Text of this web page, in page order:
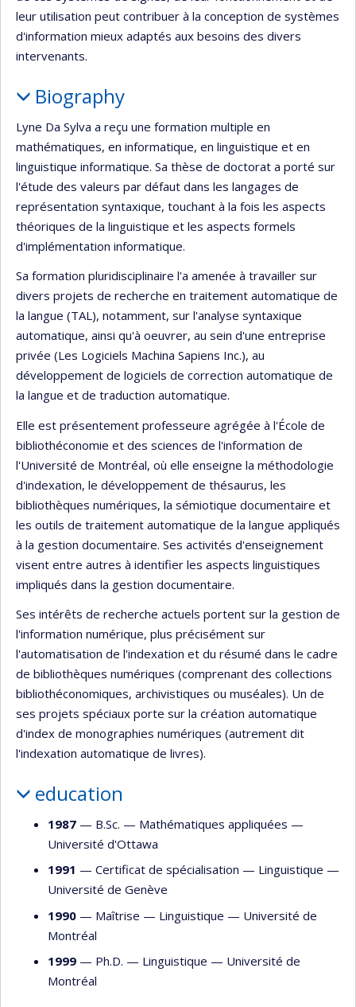
leur utilisation peut contribuer à la conception de systèmes
d'information mieux adaptés aux besoins des divers
intervenants.
Biography
Lyne Da Sylva a reçu une formation multiple en
mathématiques, en informatique, en linguistique et en
linguistique informatique. Sa thèse de doctorat a porté sur
l'étude des valeurs par défaut dans les langages de
représentation syntaxique, touchant à la fois les aspects
théoriques de la linguistique et les aspects formels
d'implémentation informatique.
Sa formation pluridisciplinaire l'a amenée à travailler sur
divers projets de recherche en traitement automatique de
la langue (TAL), notamment, sur l'analyse syntaxique
automatique, ainsi qu'à oeuvrer, au sein d'une entreprise
privée (Les Logiciels Machina Sapiens Inc.), au
développement de logiciels de correction automatique de
la langue et de traduction automatique.
Elle est présentement professeure agrégée à l'École de
bibliothéconomie et des sciences de l'information de
l'Université de Montréal, où elle enseigne la méthodologie
d'indexation, le développement de thésaurus, les
bibliothèques numériques, la sémiotique documentaire et
les outils de traitement automatique de la langue appliqués
à la gestion documentaire. Ses activités d'enseignement
visent entre autres à identifier les aspects linguistiques
impliqués dans la gestion documentaire.
Ses intérêts de recherche actuels portent sur la gestion de
l'information numérique, plus précisément sur
l'automatisation de l'indexation et du résumé dans le cadre
de bibliothèques numériques (comprenant des collections
bibliothéconomiques, archivistiques ou muséales). Un de
ses projets spéciaux porte sur la création automatique
d'index de monographies numériques (autrement dit
l'indexation automatique de livres).
education
1987 — B.Sc. — Mathématiques appliquées —
Université d'Ottawa
1991 — Certificat de spécialisation — Linguistique —
Université de Genève
1990 — Maîtrise — Linguistique — Université de
Montréal
1999 — Ph.D. — Linguistique — Université de
Montréal